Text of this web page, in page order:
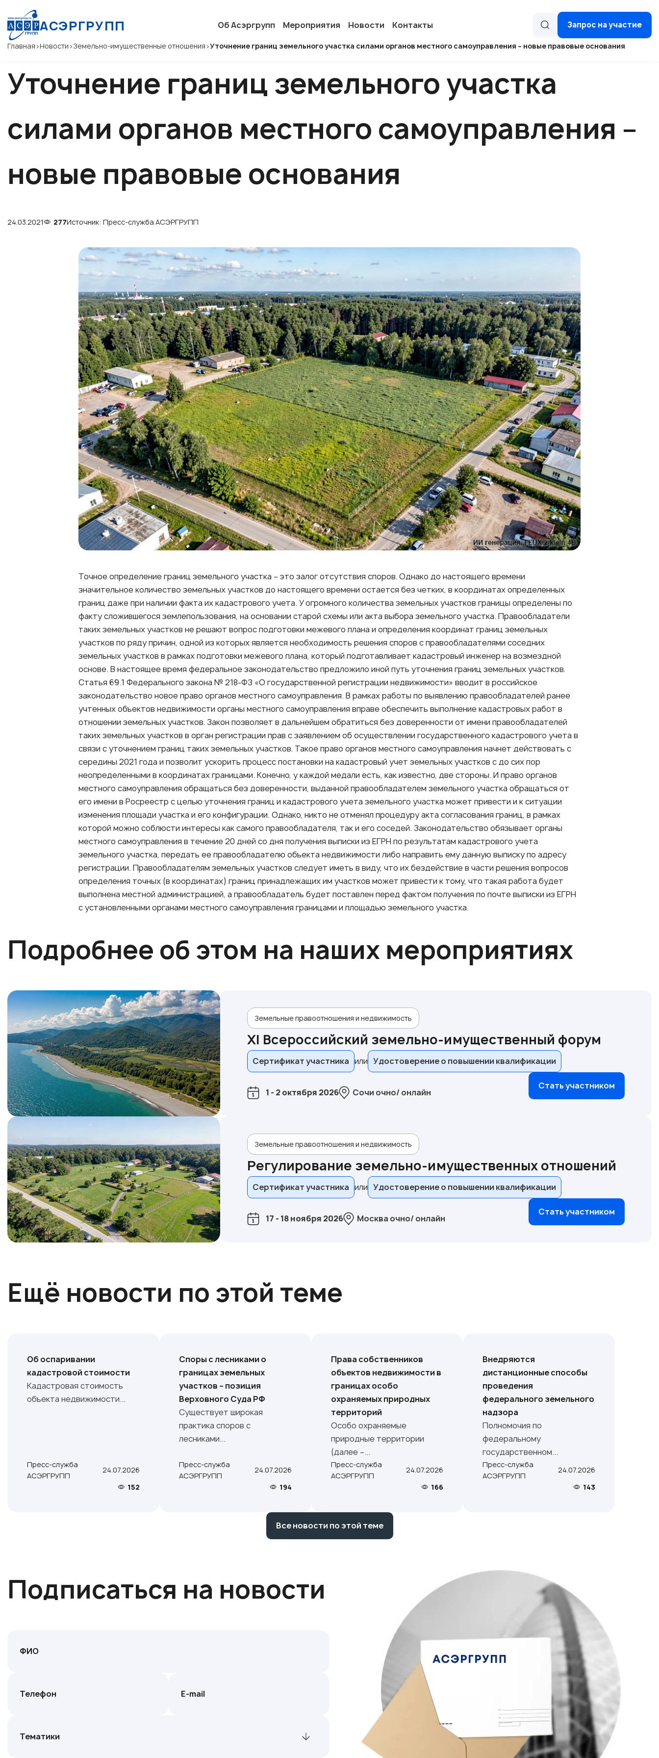
АСЭРГРУПП Об Асэргрупп Мероприятия Новости Контакты Запрос на участие
Главная >Новости >Земельно-имущественные отношения >Уточнение границ земельного участка силами органов местного самоуправления – новые правовые основания
Уточнение границ земельного участка
силами органов местного самоуправления –
новые правовые основания
24.03.2021 277Источник: Пресс-служба АСЭРГРУПП
Точное определение границ земельного участка – это залог отсутствия споров. Однако до настоящего времени
значительное количество земельных участков до настоящего времени остается без четких, в координатах определенных
границ даже при наличии факта их кадастрового учета. У огромного количества земельных участков границы определены по
факту сложившегося землепользования, на основании старой схемы или акта выбора земельного участка. Правообладатели
таких земельных участков не решают вопрос подготовки межевого плана и определения координат границ земельных
участков по ряду причин, одной из которых является необходимость решения споров с правообладателями соседних
земельных участков в рамках подготовки межевого плана, который подготавливает кадастровый инженер на возмездной
основе. В настоящее время федеральное законодательство предложило иной путь уточнения границ земельных участков.
Статья 69.1 Федерального закона № 218-ФЗ «О государственной регистрации недвижимости» вводит в российское
законодательство новое право органов местного самоуправления. В рамках работы по выявлению правообладателей ранее
учтенных объектов недвижимости органы местного самоуправления вправе обеспечить выполнение кадастровых работ в
отношении земельных участков. Закон позволяет в дальнейшем обратиться без доверенности от имени правообладателей
таких земельных участков в орган регистрации прав с заявлением об осуществлении государственного кадастрового учета в
связи с уточнением границ таких земельных участков. Такое право органов местного самоуправления начнет действовать с
середины 2021 года и позволит ускорить процесс постановки на кадастровый учет земельных участков с до сих пор
неопределенными в координатах границами. Конечно, у каждой медали есть, как известно, две стороны. И право органов
местного самоуправления обращаться без доверенности, выданной правообладателем земельного участка обращаться от
его имени в Росреестр с целью уточнения границ и кадастрового учета земельного участка может привести и к ситуации
изменения площади участка и его конфигурации. Однако, никто не отменял процедуру акта согласования границ, в рамках
которой можно соблюсти интересы как самого правообладателя, так и его соседей. Законодательство обязывает органы
местного самоуправления в течение 20 дней со дня получения выписки из ЕГРН по результатам кадастрового учета
земельного участка, передать ее правообладателю объекта недвижимости либо направить ему данную выписку по адресу
регистрации. Правообладателям земельных участков следует иметь в виду, что их бездействие в части решения вопросов
определения точных (в координатах) границ принадлежащих им участков может привести к тому, что такая работа будет
выполнена местной администрацией, а правообладатель будет поставлен перед фактом получения по почте выписки из ЕГРН
с установленными органами местного самоуправления границами и площадью земельного участка.
Подробнее об этом на наших мероприятиях
Земельные правоотношения и недвижимость
XI Всероссийский земельно-имущественный форум
Сертификат участника Удостоверение о повышении квалификации
1 - 2 октября 2026 Сочи очно/ онлайн
Стать участником
Земельные правоотношения и недвижимость
Регулирование земельно-имущественных отношений
Сертификат участника Удостоверение о повышении квалификации
17 - 18 ноября 2026 Москва очно/ онлайн
Стать участником
Ещё новости по этой теме
Об оспаривании
кадастровой стоимости
Кадастровая стоимость
объекта недвижимости...
Пресс-служба
АСЭРГРУПП
24.07.2026
152
Споры с лесниками о
границах земельных
участков – позиция
Верховного Суда РФ
Существует широкая
практика споров с
лесниками...
Пресс-служба
АСЭРГРУПП
24.07.2026
194
Права собственников
объектов недвижимости в
границах особо
охраняемых природных
территорий
Особо охраняемые
природные территории
(далее –...
Пресс-служба
АСЭРГРУПП
24.07.2026
166
Внедряются
дистанционные способы
проведения
федерального земельного
надзора
Полномочия по
федеральному
государственном...
Пресс-служба
АСЭРГРУПП
24.07.2026
143
Все новости по этой теме
Подписаться на новости